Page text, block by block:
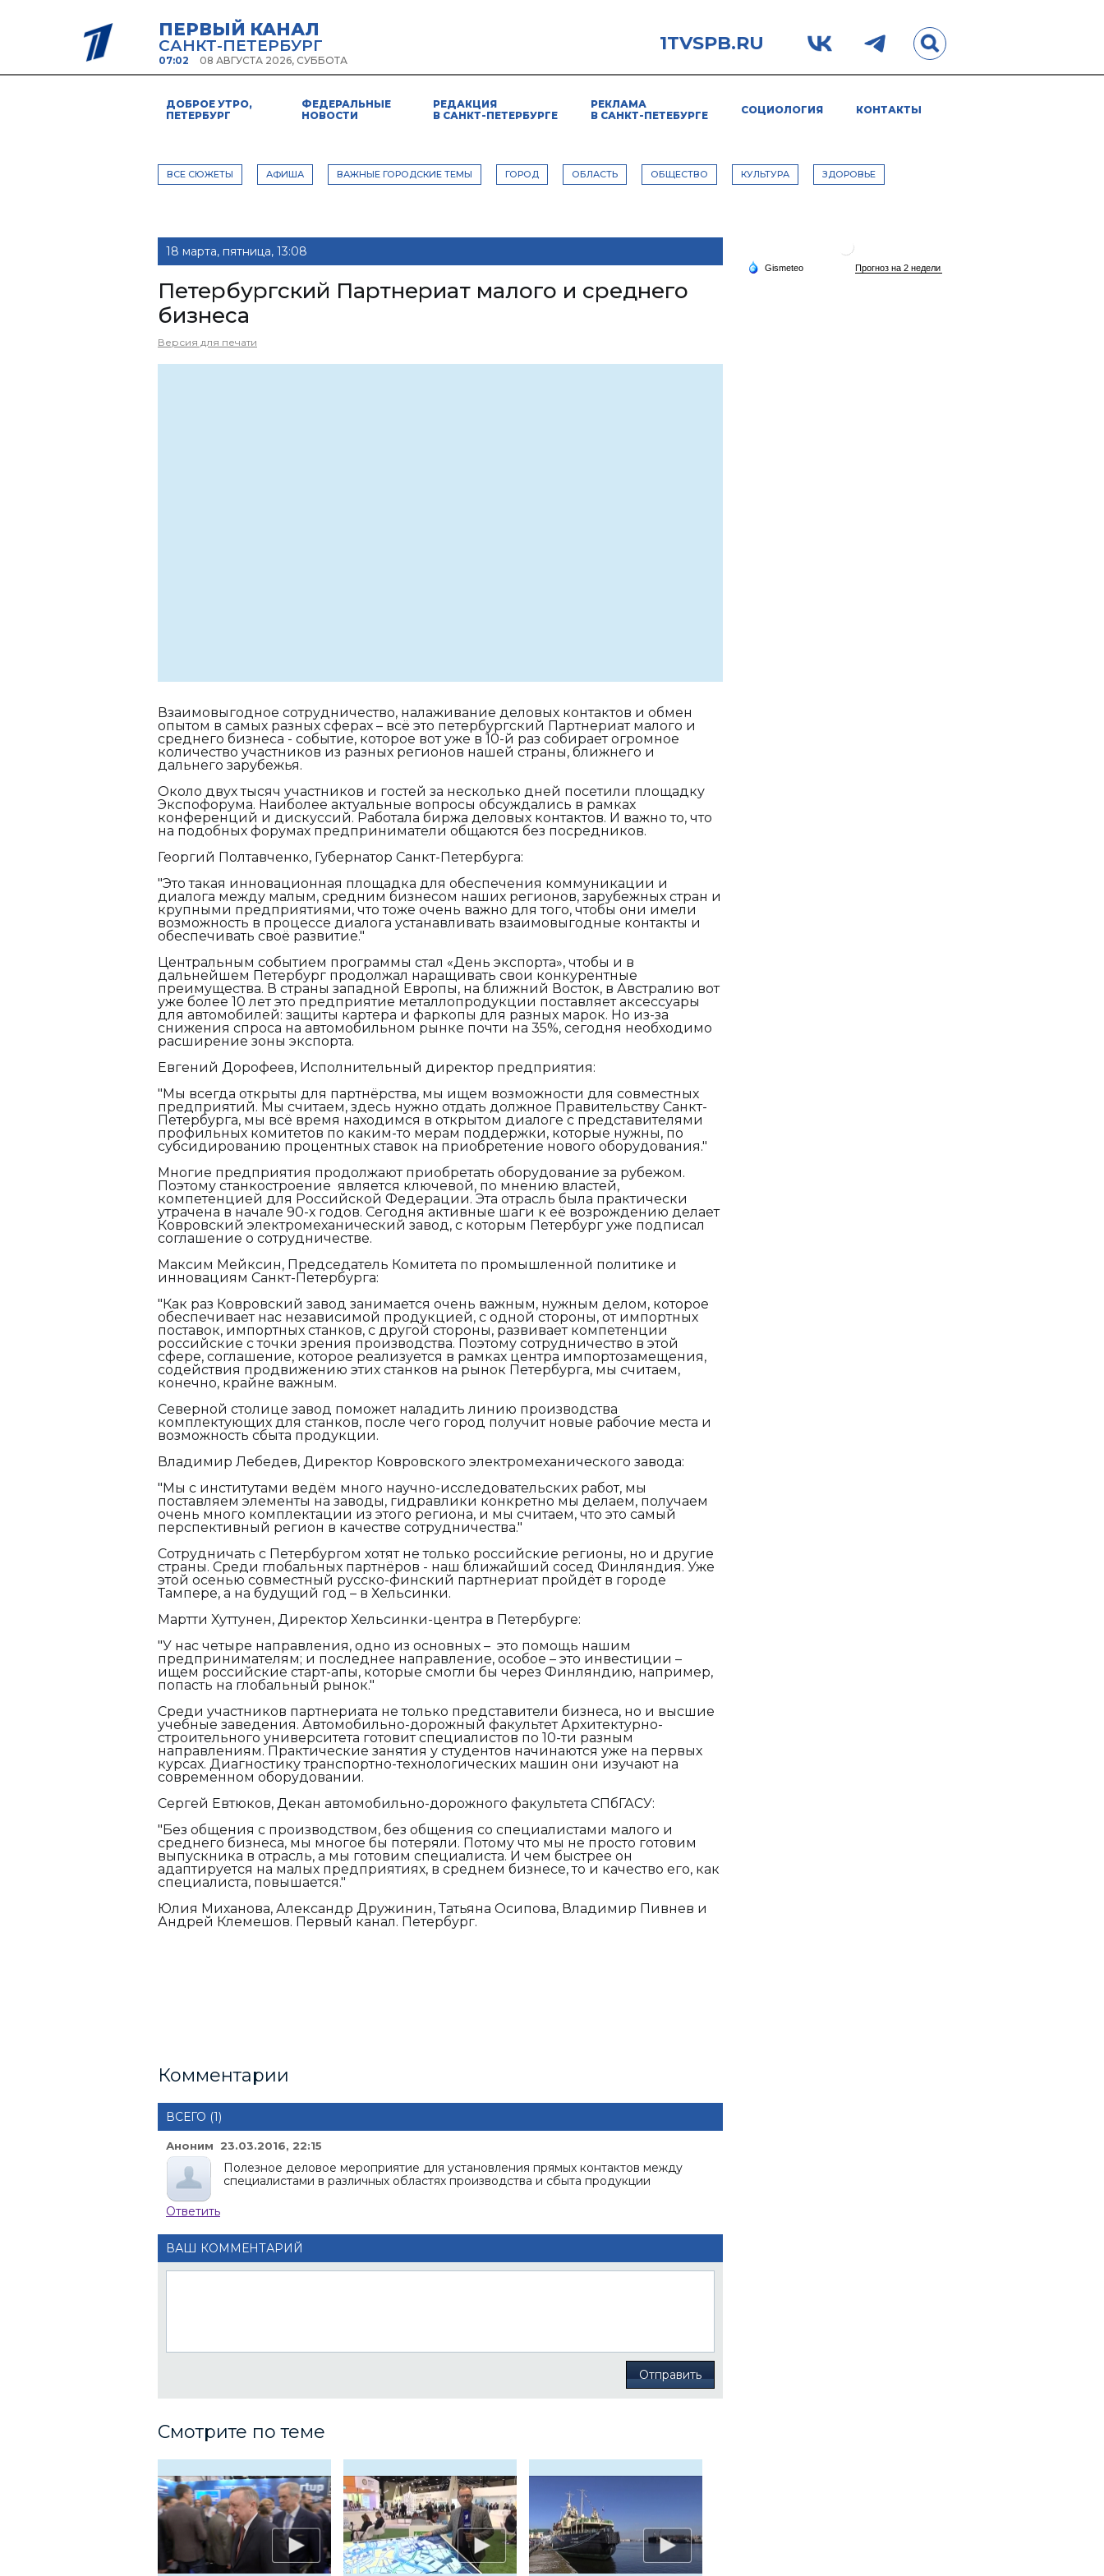
ПЕРВЫЙ КАНАЛ
САНКТ-ПЕТЕРБУРГ
07:02 08 АВГУСТА 2026, СУББОТА
1TVSPB.RU
ДОБРОЕ УТРО,
ПЕТЕРБУРГ
ФЕДЕРАЛЬНЫЕ
НОВОСТИ
РЕДАКЦИЯ
В САНКТ-ПЕТЕРБУРГЕ
РЕКЛАМА
В САНКТ-ПЕТЕБУРГЕ
СОЦИОЛОГИЯ КОНТАКТЫ
ВСЕ СЮЖЕТЫ АФИША ВАЖНЫЕ ГОРОДСКИЕ ТЕМЫ ГОРОД ОБЛАСТЬ ОБЩЕСТВО КУЛЬТУРА ЗДОРОВЬЕ
18 марта, пятница, 13:08
Петербургский Партнериат малого и среднего
бизнеса
Версия для печати
Взаимовыгодное сотрудничество, налаживание деловых контактов и обмен
опытом в самых разных сферах – всё это петербургский Партнериат малого и
среднего бизнеса - событие, которое вот уже в 10-й раз собирает огромное
количество участников из разных регионов нашей страны, ближнего и
дальнего зарубежья.
Около двух тысяч участников и гостей за несколько дней посетили площадку
Экспофорума. Наиболее актуальные вопросы обсуждались в рамках
конференций и дискуссий. Работала биржа деловых контактов. И важно то, что
на подобных форумах предприниматели общаются без посредников.
Георгий Полтавченко, Губернатор Санкт-Петербурга:
"Это такая инновационная площадка для обеспечения коммуникации и
диалога между малым, средним бизнесом наших регионов, зарубежных стран и
крупными предприятиями, что тоже очень важно для того, чтобы они имели
возможность в процессе диалога устанавливать взаимовыгодные контакты и
обеспечивать своё развитие."
Центральным событием программы стал «День экспорта», чтобы и в
дальнейшем Петербург продолжал наращивать свои конкурентные
преимущества. В страны западной Европы, на ближний Восток, в Австралию вот
уже более 10 лет это предприятие металлопродукции поставляет аксессуары
для автомобилей: защиты картера и фаркопы для разных марок. Но из-за
снижения спроса на автомобильном рынке почти на 35%, сегодня необходимо
расширение зоны экспорта.
Евгений Дорофеев, Исполнительный директор предприятия:
"Мы всегда открыты для партнёрства, мы ищем возможности для совместных
предприятий. Мы считаем, здесь нужно отдать должное Правительству Санкт-
Петербурга, мы всё время находимся в открытом диалоге с представителями
профильных комитетов по каким-то мерам поддержки, которые нужны, по
субсидированию процентных ставок на приобретение нового оборудования."
Многие предприятия продолжают приобретать оборудование за рубежом.
Поэтому станкостроение является ключевой, по мнению властей,
компетенцией для Российской Федерации. Эта отрасль была практически
утрачена в начале 90-х годов. Сегодня активные шаги к её возрождению делает
Ковровский электромеханический завод, с которым Петербург уже подписал
соглашение о сотрудничестве.
Максим Мейксин, Председатель Комитета по промышленной политике и
инновациям Санкт-Петербурга:
"Как раз Ковровский завод занимается очень важным, нужным делом, которое
обеспечивает нас независимой продукцией, с одной стороны, от импортных
поставок, импортных станков, с другой стороны, развивает компетенции
российские с точки зрения производства. Поэтому сотрудничество в этой
сфере, соглашение, которое реализуется в рамках центра импортозамещения,
содействия продвижению этих станков на рынок Петербурга, мы считаем,
конечно, крайне важным.
Северной столице завод поможет наладить линию производства
комплектующих для станков, после чего город получит новые рабочие места и
возможность сбыта продукции.
Владимир Лебедев, Директор Ковровского электромеханического завода:
"Мы с институтами ведём много научно-исследовательских работ, мы
поставляем элементы на заводы, гидравлики конкретно мы делаем, получаем
очень много комплектации из этого региона, и мы считаем, что это самый
перспективный регион в качестве сотрудничества."
Сотрудничать с Петербургом хотят не только российские регионы, но и другие
страны. Среди глобальных партнёров - наш ближайший сосед Финляндия. Уже
этой осенью совместный русско-финский партнериат пройдёт в городе
Тампере, а на будущий год – в Хельсинки.
Мартти Хуттунен, Директор Хельсинки-центра в Петербурге:
"У нас четыре направления, одно из основных – это помощь нашим
предпринимателям; и последнее направление, особое – это инвестиции –
ищем российские старт-апы, которые смогли бы через Финляндию, например,
попасть на глобальный рынок."
Среди участников партнериата не только представители бизнеса, но и высшие
учебные заведения. Автомобильно-дорожный факультет Архитектурно-
строительного университета готовит специалистов по 10-ти разным
направлениям. Практические занятия у студентов начинаются уже на первых
курсах. Диагностику транспортно-технологических машин они изучают на
современном оборудовании.
Сергей Евтюков, Декан автомобильно-дорожного факультета СПбГАСУ:
"Без общения с производством, без общения со специалистами малого и
среднего бизнеса, мы многое бы потеряли. Потому что мы не просто готовим
выпускника в отрасль, а мы готовим специалиста. И чем быстрее он
адаптируется на малых предприятиях, в среднем бизнесе, то и качество его, как
специалиста, повышается."
Юлия Миханова, Александр Дружинин, Татьяна Осипова, Владимир Пивнев и
Андрей Клемешов. Первый канал. Петербург.
Комментарии
ВСЕГО (1)
Аноним 23.03.2016, 22:15
Полезное деловое мероприятие для установления прямых контактов между
специалистами в различных областях производства и сбыта продукции
Ответить
ВАШ КОММЕНТАРИЙ
Отправить
Смотрите по теме